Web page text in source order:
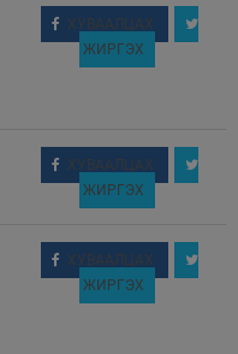
ХУВААЛЦАХ
ЖИРГЭХ
ХУВААЛЦАХ
ЖИРГЭХ
ХУВААЛЦАХ
ЖИРГЭХ